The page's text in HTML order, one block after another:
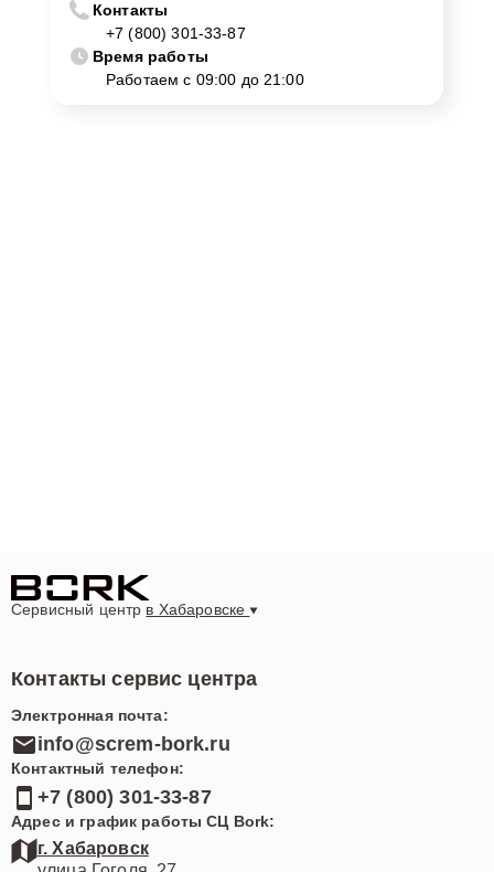
Контакты
+7 (800) 301-33-87
Время работы
Работаем с 09:00 до 21:00
Сервисный центр в Хабаровске
Контакты сервис центра
Электронная почта:
info@screm-bork.ru
Контактный телефон:
+7 (800) 301-33-87
Адрес и график работы СЦ Bork:
г. Хабаровск